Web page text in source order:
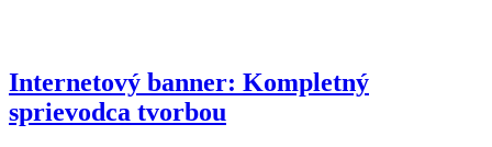
Internetový banner: Kompletný
sprievodca tvorbou